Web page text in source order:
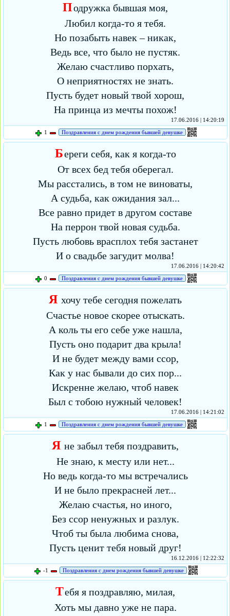
Подружка бывшая моя,
Любил когда-то я тебя.
Но позабыть навек – никак,
Ведь все, что было не пустяк.
Желаю счастливо порхать,
О неприятностях не знать.
Пусть будет новый твой хорош,
На принца из мечты похож!
17.06.2016 | 14:20:19
1
Поздравления с днем рождения бывшей девушке
Береги себя, как я когда-то
От всех бед тебя оберегал.
Мы расстались, в том не виноваты,
А судьба, как ожидания зал...
Все равно придет в другом составе
На перрон твой новая судьба.
Пусть любовь врасплох тебя застанет
И о свадьбе загудит молва!
17.06.2016 | 14:20:42
0
Поздравления с днем рождения бывшей девушке
Я хочу тебе сегодня пожелать
Счастье новое скорее отыскать.
А коль ты его себе уже нашла,
Пусть оно подарит два крыла!
И не будет между вами ссор,
Как у нас бывали до сих пор...
Искренне желаю, чтоб навек
Был с тобою нужный человек!
17.06.2016 | 14:21:02
1
Поздравления с днем рождения бывшей девушке
Я не забыл тебя поздравить,
Не знаю, к месту или нет...
Но ведь когда-то мы встречались
И не было прекрасней лет...
Желаю счастья, но иного,
Без ссор ненужных и разлук.
Чтоб ты была любима снова,
Пусть ценит тебя новый друг!
16.12.2016 | 12:22:32
-1
Поздравления с днем рождения бывшей девушке
Тебя я поздравляю, милая,
Хоть мы давно уже не пара.